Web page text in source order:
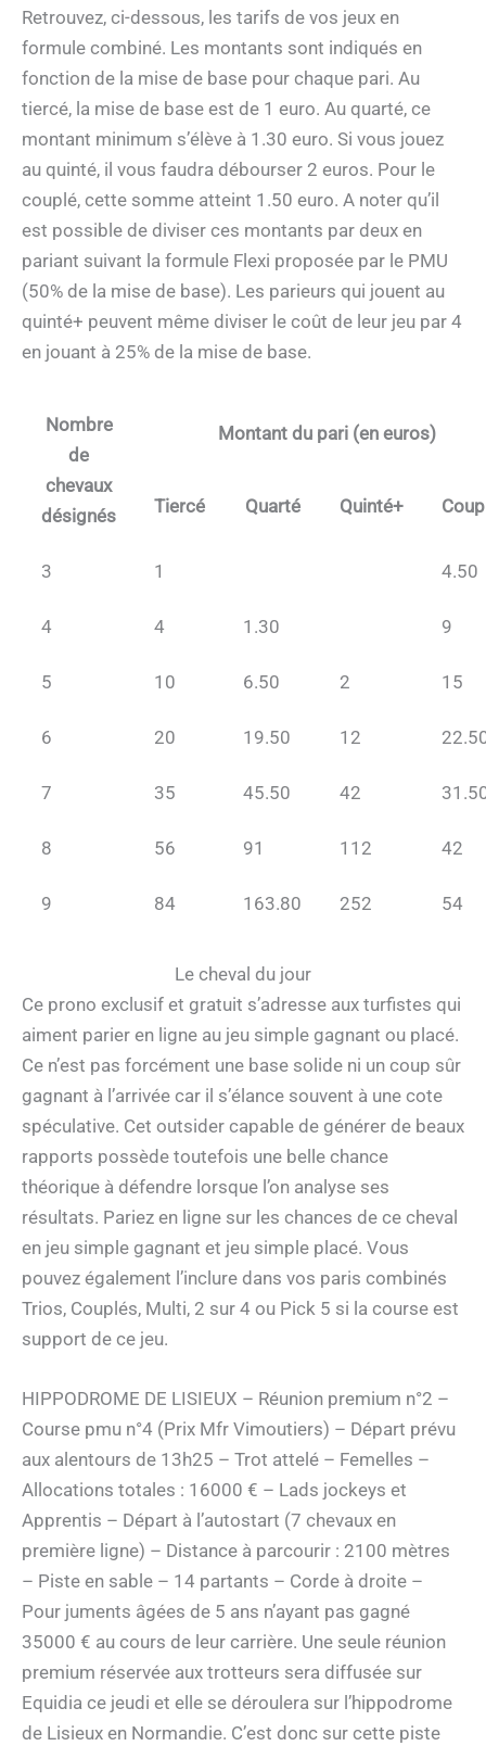
Retrouvez, ci-dessous, les tarifs de vos jeux en
formule combiné. Les montants sont indiqués en
fonction de la mise de base pour chaque pari. Au
tiercé, la mise de base est de 1 euro. Au quarté, ce
montant minimum s’élève à 1.30 euro. Si vous jouez
au quinté, il vous faudra débourser 2 euros. Pour le
couplé, cette somme atteint 1.50 euro. A noter qu’il
est possible de diviser ces montants par deux en
pariant suivant la formule Flexi proposée par le PMU
(50% de la mise de base). Les parieurs qui jouent au
quinté+ peuvent même diviser le coût de leur jeu par 4
en jouant à 25% de la mise de base.
Nombre
de
chevaux
désignés
Montant du pari (en euros)
Tiercé Quarté Quinté+
3 1 4.50
4 4 1.30 9
5 10 6.50 2 15
6 20 19.50 12
7 35 45.50 42
8 56 91 112 42
9 84 163.80 252 54
Le cheval du jour
Ce prono exclusif et gratuit s’adresse aux turfistes qui
aiment parier en ligne au jeu simple gagnant ou placé.
Ce n’est pas forcément une base solide ni un coup sûr
gagnant à l’arrivée car il s’élance souvent à une cote
spéculative. Cet outsider capable de générer de beaux
rapports possède toutefois une belle chance
théorique à défendre lorsque l’on analyse ses
résultats. Pariez en ligne sur les chances de ce cheval
en jeu simple gagnant et jeu simple placé. Vous
pouvez également l’inclure dans vos paris combinés
Trios, Couplés, Multi, 2 sur 4 ou Pick 5 si la course est
support de ce jeu.
HIPPODROME DE LISIEUX – Réunion premium n°2 –
Course pmu n°4 (Prix Mfr Vimoutiers) – Départ prévu
aux alentours de 13h25 – Trot attelé – Femelles –
Allocations totales : 16000 € – Lads jockeys et
Apprentis – Départ à l’autostart (7 chevaux en
première ligne) – Distance à parcourir : 2100 mètres
– Piste en sable – 14 partants – Corde à droite –
Pour juments âgées de 5 ans n’ayant pas gagné
35000 € au cours de leur carrière. Une seule réunion
premium réservée aux trotteurs sera diffusée sur
Equidia ce jeudi et elle se déroulera sur l’hippodrome
de Lisieux en Normandie. C’est donc sur cette piste